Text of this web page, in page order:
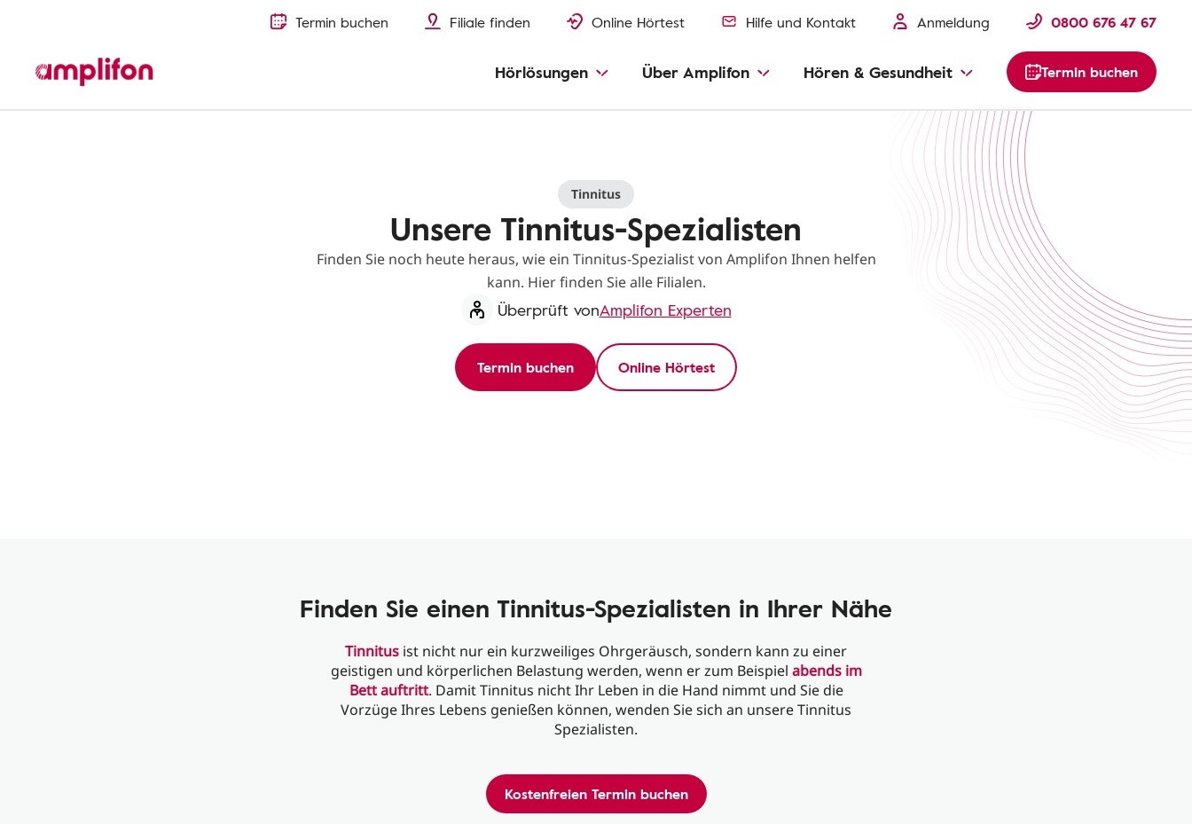
Termin buchen Filiale finden Online Hörtest Hilfe und Kontakt Anmeldung 0800 676 47 67
Hörlösungen Über Amplifon Hören & Gesundheit Termin buchen
Tinnitus
Unsere Tinnitus-Spezialisten
Finden Sie noch heute heraus, wie ein Tinnitus-Spezialist von Amplifon Ihnen helfen
kann. Hier finden Sie alle Filialen.
Überprüft vonAmplifon Experten
Termin buchen Online Hörtest
Finden Sie einen Tinnitus-Spezialisten in Ihrer Nähe
Tinnitus ist nicht nur ein kurzweiliges Ohrgeräusch, sondern kann zu einer
geistigen und körperlichen Belastung werden, wenn er zum Beispiel abends im
Bett auftritt. Damit Tinnitus nicht Ihr Leben in die Hand nimmt und Sie die
Vorzüge Ihres Lebens genießen können, wenden Sie sich an unsere Tinnitus
Spezialisten.
Kostenfreien Termin buchen